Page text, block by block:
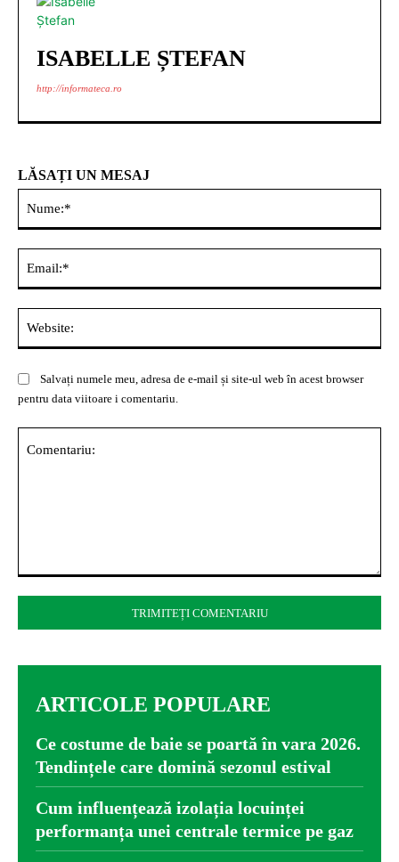
ISABELLE ȘTEFAN
http://informateca.ro
LĂSAȚI UN MESAJ
Salvați numele meu, adresa de e-mail și site-ul web în acest browser
pentru data viitoare i comentariu.
ARTICOLE POPULARE
Ce costume de baie se poartă în vara 2026.
Tendințele care domină sezonul estival
Cum influențează izolația locuinței
performanța unei centrale termice pe gaz